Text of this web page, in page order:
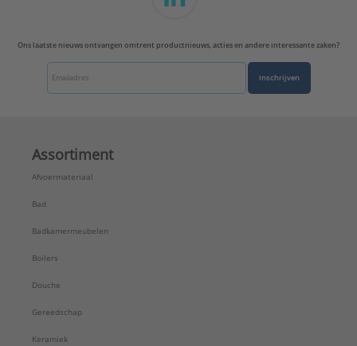
Ons laatste nieuws ontvangen omtrent productnieuws, acties en andere interessante zaken?
Inschrijven
Assortiment
Afvoermateriaal
Bad
Badkamermeubelen
Boilers
Douche
Gereedschap
Keramiek